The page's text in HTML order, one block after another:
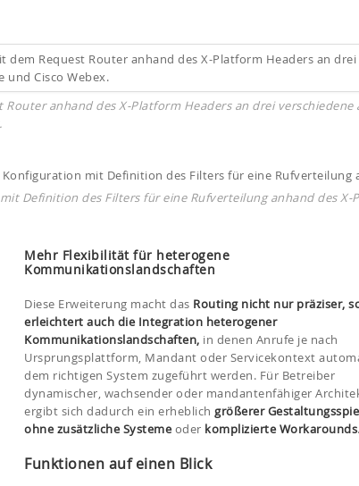
anhand des X-Platform Headers an drei
Definition des Filters für eine Rufverteilung anhand des X-
Mehr Flexibilität für heterogene
Kommunikationslandschaften
Diese Erweiterung macht das Routing nicht nur präziser,
erleichtert auch die Integration heterogener
Kommunikationslandschaften, in denen Anrufe je nach
Ursprungsplattform, Mandant oder Servicekontext
dem richtigen System zugeführt werden. Für Betreiber
dynamischer, wachsender oder mandantenfähiger
ergibt sich dadurch ein erheblichgrößerer
ohne zusätzliche Systemeoder komplizierte Workarounds.
Funktionen auf einen Blick